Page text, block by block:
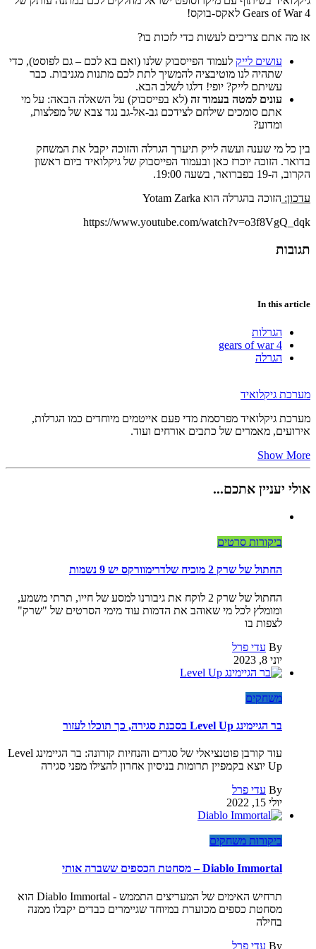
Gears of War 4 לאקס-בוקס!
אז מה אתם צריכים לעשות כדי לזכות בו?
עושים לייק לעמוד הפייסבוק שלנו (ואם בא לכם – גם לפוסט), כדי
שתהיה לנו מוטיבציה להמשיך לתת לכם מתנות מגניבות. כבר
עשיתם לייק? יופי! דלגו לשלב הבא.
עונים למטה בעמוד זה (לא בפייסבוק) על השאלה הבאה: על מי
אתם סומכים שילחם לצידכם גב-אל-גב נגד צבא של מפלצות,
ומדוע?
בין כל מי שענה ועשה לייק תיערך הגרלה והזוכה יקבל את המשחק
בדואר. הזוכה יוכרז כאן ובעמוד הפייסבוק של גיקלואיד ביום ראשון
הקרוב, ה-19 בפברואר, בשעה 19:00.
עדכון: הזוכה בהגרלה הוא Yotam Zarka
https://www.youtube.com/watch?v=o3f8VgQ_dqk
תגובות
In this article
הגרלות
gears of war 4
הגרלה
מערכת גיקלואיד
מערכת גיקלואיד מפרסמת מדי פעם אייטמים מיוחדים כמו הגרלות,
אירועים, מאמרים של כתבים אורחים ועוד.
Show More
אולי יעניין אתכם...
ביקורות סרטים
החתול של שרק 2 מוכיח שלדרימוורקס יש 9 נשמות
החתול של שרק 2 לוקח את גיבורנו למסע של חייו, תרתי משמע,
ומומלץ לכל מי שאוהב את הדמות עוד מימי הסרטים של "שרק"
לצפות בו
By עדי פרל
יוני 8, 2023
משחקים
בר הגיימינג Level Up בסכנת סגירה, כך תוכלו לעזור
עוד קורבן פוטנציאלי של סגרים והנחיות קורונה: בר הגיימינג Level
Up יוצא בקמפיין תרומות בניסיון אחרון להצילו מפני סגירה
By עדי פרל
יולי 15, 2022
ביקורות משחקים
Diablo Immortal – מסחטת הכספים ששברה אותי
תרחיש האימים של המעריצים התממש - Diablo Immortal הוא
מסחטת כספים מכוערת במיוחד שגיימרים כבדים יקבלו ממנה
בחילה
By עדי פרל